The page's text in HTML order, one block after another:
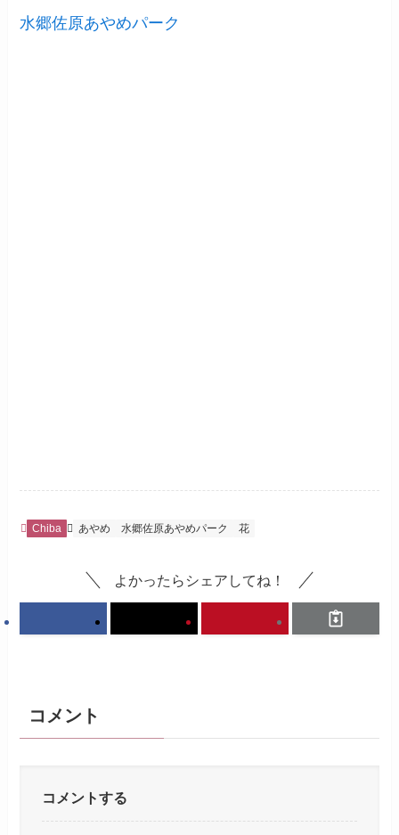
水郷佐原あやめパーク
Chiba あやめ 水郷佐原あやめパーク 花
よかったらシェアしてね！
コメント
コメントする